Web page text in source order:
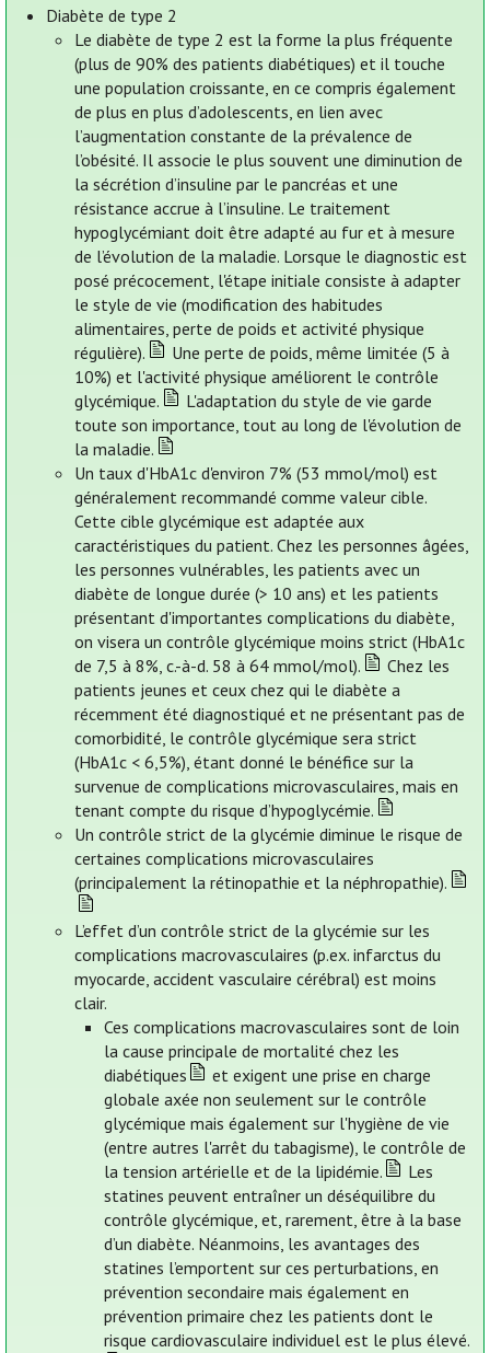
Diabète de type 2
Le diabète de type 2 est la forme la plus fréquente
(plus de 90% des patients diabétiques) et il touche
une population croissante, en ce compris également
de plus en plus d’adolescents, en lien avec
l’augmentation constante de la prévalence de
l’obésité. Il associe le plus souvent une diminution de
la sécrétion d’insuline par le pancréas et une
résistance accrue à l’insuline. Le traitement
hypoglycémiant doit être adapté au fur et à mesure
de l’évolution de la maladie. Lorsque le diagnostic est
posé précocement, l'étape initiale consiste à adapter
le style de vie (modification des habitudes
alimentaires, perte de poids et activité physique
régulière).
Une perte de poids, même limitée (5 à
10%) et l'activité physique améliorent le contrôle
glycémique.
L'adaptation du style de vie garde
toute son importance, tout au long de l'évolution de
la maladie.
Un taux d'HbA1c d'environ 7% (53 mmol/mol) est
généralement recommandé comme valeur cible.
Cette cible glycémique est adaptée aux
caractéristiques du patient. Chez les personnes âgées,
les personnes vulnérables, les patients avec un
diabète de longue durée (> 10 ans) et les patients
présentant d'importantes complications du diabète,
on visera un contrôle glycémique moins strict (HbA1c
de 7,5 à 8%, c.-à-d. 58 à 64 mmol/mol).
Chez les
patients jeunes et ceux chez qui le diabète a
récemment été diagnostiqué et ne présentant pas de
comorbidité, le contrôle glycémique sera strict
(HbA1c < 6,5%), étant donné le bénéfice sur la
survenue de complications microvasculaires, mais en
tenant compte du risque d’hypoglycémie.
Un contrôle strict de la glycémie diminue le risque de
certaines complications microvasculaires
(principalement la rétinopathie et la néphropathie).
L’effet d’un contrôle strict de la glycémie sur les
complications macrovasculaires (p.ex. infarctus du
myocarde, accident vasculaire cérébral) est moins
clair.
Ces complications macrovasculaires sont de loin
la cause principale de mortalité chez les
diabétiques
et exigent une prise en charge
globale axée non seulement sur le contrôle
glycémique mais également sur l'hygiène de vie
(entre autres l'arrêt du tabagisme), le contrôle de
la tension artérielle et de la lipidémie.
Les
statines peuvent entraîner un déséquilibre du
contrôle glycémique, et, rarement, être à la base
d’un diabète. Néanmoins, les avantages des
statines l’emportent sur ces perturbations, en
prévention secondaire mais également en
prévention primaire chez les patients dont le
risque cardiovasculaire individuel est le plus élevé.